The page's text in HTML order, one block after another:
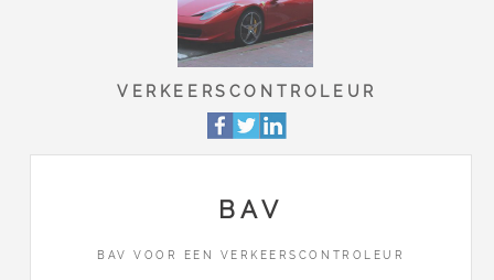
BAV
BAV VOOR EEN VERKEERSCONTROLEUR